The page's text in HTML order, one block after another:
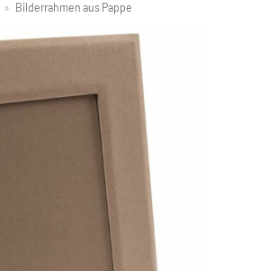
» Bilderrahmen aus Pappe